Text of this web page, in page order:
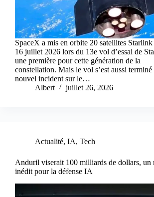
SpaceX a mis en orbite 20 satellites
16 juillet 2026 lors du 13e vol d’essai de
une première pour cette génération de la
constellation. Mais le vol s’est aussi terminé
nouvel incident sur le…
Albert
juillet 26, 2026
Actualité, IA, Tech
Anduril viserait 100 milliards de dollars, un
inédit pour la défense IA